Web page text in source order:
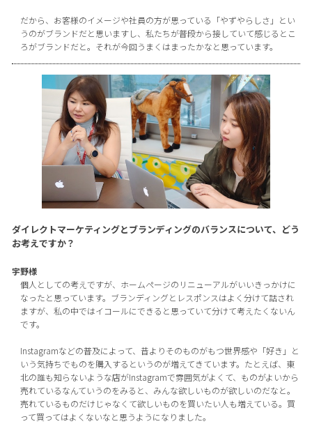
だから、お客様のイメージや社員の方が思っている「やずやらしさ」とい
うのがブランドだと思いますし、私たちが普段から接していて感じるとこ
ろがブランドだと。それが今回うまくはまったかなと思っています。
ダイレクトマーケティングとブランディングのバランスについて、どう
お考えですか？
宇野様
個人としての考えですが、ホームページのリニューアルがいいきっかけに
なったと思っています。ブランディングとレスポンスはよく分けて話され
ますが、私の中ではイコールにできると思っていて分けて考えたくないん
です。
Instagramなどの普及によって、昔よりそのものがもつ世界感や「好き」と
いう気持ちでものを購入するというのが増えてきています。たとえば、東
北の誰も知らないような店がInstagramで雰囲気がよくて、ものがよいから
売れているなんていうのをみると、みんな欲しいものが欲しいのだなと。
売れているものだけじゃなくて欲しいものを買いたい人も増えている。買
って買ってはよくないなと思うようになりました。